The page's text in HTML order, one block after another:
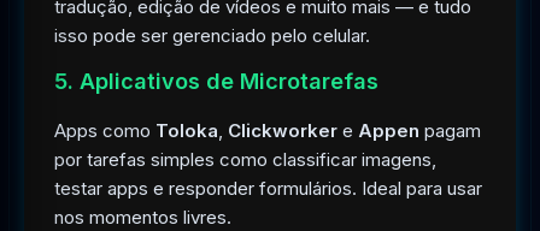
tradução, edição de vídeos e muito mais — e tudo
isso pode ser gerenciado pelo celular.
5. Aplicativos de Microtarefas
Apps como Toloka, Clickworker e Appen pagam
por tarefas simples como classificar imagens,
testar apps e responder formulários. Ideal para usar
nos momentos livres.